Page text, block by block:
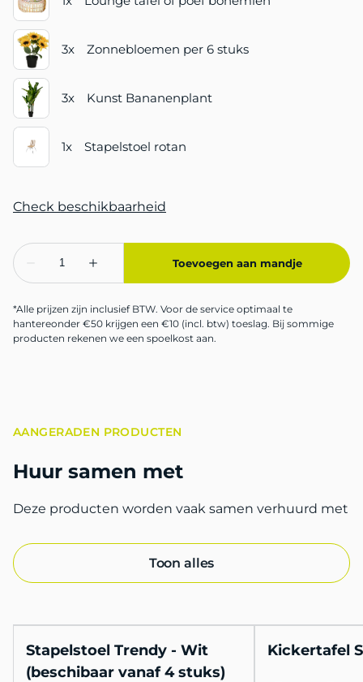
*Alle prijzen zijn inclusief BTW. Voor de service optimaal te
hantereonder €50 krijgen een €10 (incl. btw) toeslag. Bij sommige
producten rekenen we een spoelkost aan.
AANGERADEN PRODUCTEN
Huur samen met
Deze producten worden vaak samen verhuurd met
Toon alles
Stapelstoel Trendy - Wit
(beschibaar vanaf 4 stuks)
Kickertafel